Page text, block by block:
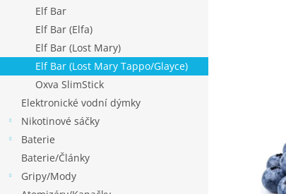
Elf Bar
Elf Bar (Elfa)
Elf Bar (Lost Mary)
Elf Bar (Lost Mary Tappo/Glayce)
Oxva SlimStick
Elektronické vodní dýmky
Nikotinové sáčky
Baterie
Baterie/Články
Gripy/Mody